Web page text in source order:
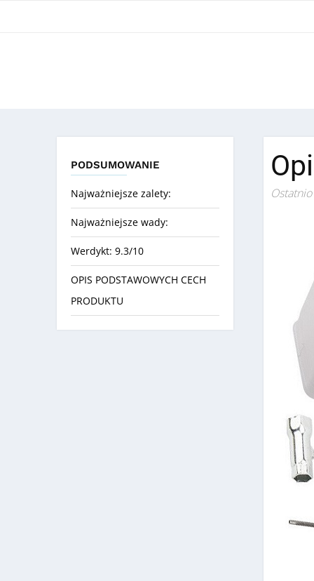
PODSUMOWANIE
Najważniejsze zalety:
Najważniejsze wady:
Werdykt: 9.3/10
OPIS PODSTAWOWYCH CECH
PRODUKTU